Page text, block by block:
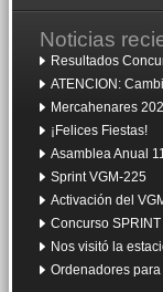
Noticias
Resultados
ATENCION:
Mercahenares
¡Felices Fiestas!
Asamblea Anual
Sprint VGM-225
Activación del
Concurso
Nos visitó la
Ordenadores